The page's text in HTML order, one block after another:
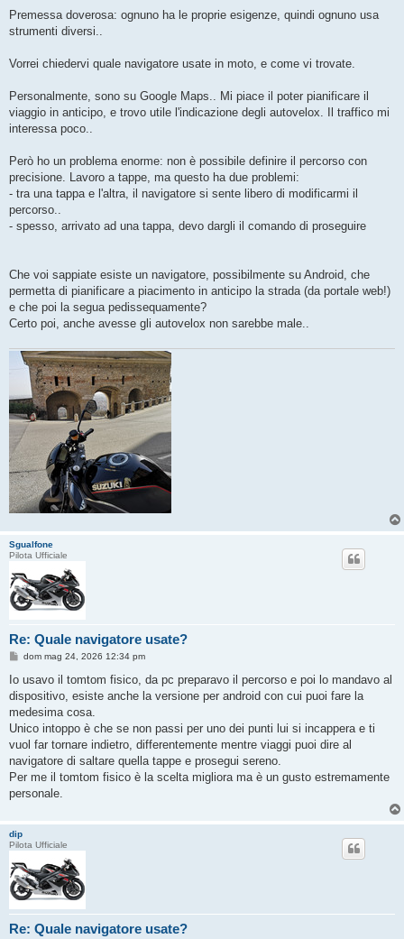
s
a
i
Premessa doverosa: ognuno ha le proprie esigenze, quindi ognuno usa
strumenti diversi..
Vorrei chiedervi quale navigatore usate in moto, e come vi trovate.
Personalmente, sono su Google Maps.. Mi piace il poter pianificare il
viaggio in anticipo, e trovo utile l'indicazione degli autovelox. Il traffico mi
interessa poco..
Però ho un problema enorme: non è possibile definire il percorso con
precisione. Lavoro a tappe, ma questo ha due problemi:
- tra una tappa e l'altra, il navigatore si sente libero di modificarmi il
percorso..
- spesso, arrivato ad una tappa, devo dargli il comando di proseguire
Che voi sappiate esiste un navigatore, possibilmente su Android, che
permetta di pianificare a piacimento in anticipo la strada (da portale web!)
e che poi la segua pedissequamente?
Certo poi, anche avesse gli autovelox non sarebbe male..
Sgualfone
Pilota Ufficiale
Re: Quale navigatore usate?
M
s
a
g
i
o
dom mag 24, 2026 12:34 pm
Io usavo il tomtom fisico, da pc preparavo il percorso e poi lo mandavo al
dispositivo, esiste anche la versione per android con cui puoi fare la
medesima cosa.
Unico intoppo è che se non passi per uno dei punti lui si incappera e ti
vuol far tornare indietro, differentemente mentre viaggi puoi dire al
navigatore di saltare quella tappe e prosegui sereno.
Per me il tomtom fisico è la scelta migliora ma è un gusto estremamente
personale.
dip
Pilota Ufficiale
Re: Quale navigatore usate?